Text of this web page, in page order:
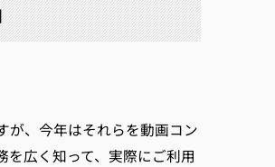
が、今年はそれらを動画コン
広く知って、実際にご利用